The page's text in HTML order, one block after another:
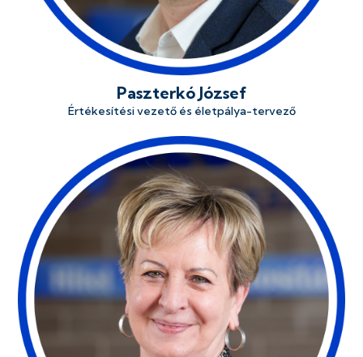
Paszterkó József
Értékesítési vezető és életpálya-tervező